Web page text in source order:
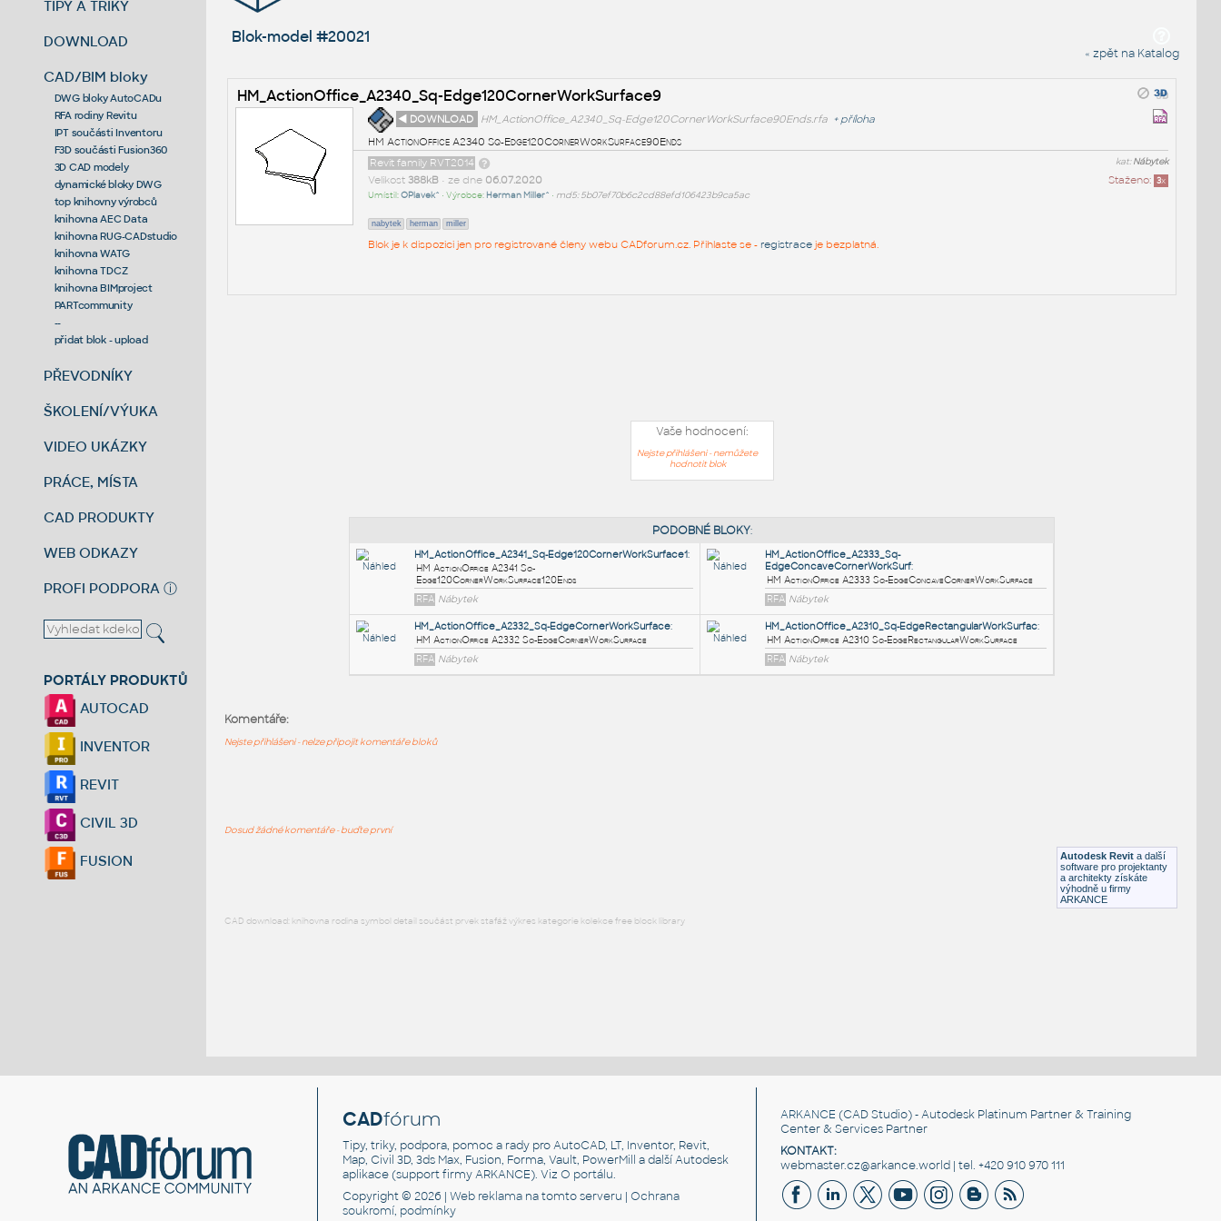
TIPY A TRIKY
DOWNLOAD
CAD/BIM bloky
DWG bloky AutoCADu
RFA rodiny Revitu
IPT součásti Inventoru
F3D součásti Fusion360
3D CAD modely
dynamické bloky DWG
top knihovny výrobců
knihovna AEC Data
knihovna RUG-CADstudio
knihovna WATG
knihovna TDCZ
knihovna BIMproject
PARTcommunity
--
přidat blok - upload
PŘEVODNÍKY
ŠKOLENÍ/VÝUKA
VIDEO UKÁZKY
PRÁCE, MÍSTA
CAD PRODUKTY
WEB ODKAZY
PROFI PODPORA ⓘ
PORTÁLY PRODUKTŮ
AUTOCAD
INVENTOR
REVIT
CIVIL 3D
FUSION
Blok-model #20021
« zpět na Katalog
HM_ActionOffice_A2340_Sq-Edge120CornerWorkSurface9
◄ DOWNLOAD HM_ActionOffice_A2340_Sq-Edge120CornerWorkSurface90Ends.rfa + příloha
HM ActionOffice A2340 Sq-Edge120CornerWorkSurface90Ends
kat:Nábytek
Revit family RVT2014
Staženo: 3x
Velikost 388kB• ze dne 06.07.2020
Umístil:OPlavek^ • Výrobce: Herman Miller^ • md5: 5b07ef70b6c2cd88efd106423b9ca5ac
nabytek herman miller
Blok je k dispozici jen pro registrované členy webu CADforum.cz. Přihlaste se - registraceje bezplatná.
Vaše hodnocení:
Nejste přihlášeni - nemůžete
hodnotit blok
Autodesk Revit a další
software pro projektanty
a architekty získáte
výhodně u firmy
ARKANCE
Komentáře:
Nejste přihlášeni - nelze připojit komentáře bloků
Dosud žádné komentáře - buďte první
CAD download: knihovna rodina symbol detail součást prvek stafáž výkres kategorie kolekce free block library
CADfórum
Tipy, triky, podpora, pomoc a rady pro AutoCAD, LT, Inventor, Revit,
Map, Civil 3D, 3ds Max, Fusion, Forma, Vault, PowerMill a další Autodesk
aplikace (support firmy ARKANCE). VizO portálu.
Copyright © 2026 |Web reklama na tomto serveru |Ochrana
soukromí, podmínky
ARKANCE (CAD Studio) - Autodesk Platinum Partner & Training
Center & Services Partner
KONTAKT:
webmaster.cz@arkance.world | tel. +420 910 970 111